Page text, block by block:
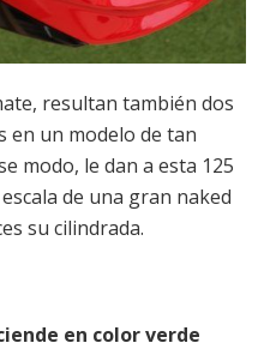
resultan también dos
en un modelo de tan
modo, le dan a esta 125
de una gran naked
su cilindrada.
en color verde